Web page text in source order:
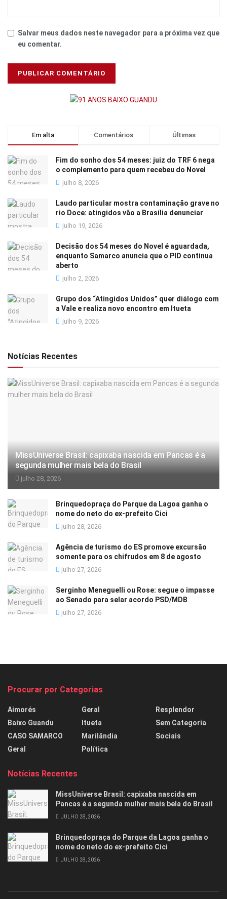
Salvar meus dados neste navegador para a próxima vez que
eu comentar.
Em alta Comentários Últimas
Fim do sonho dos 54 meses: juiz do TRF 6 nega
o complemento para quem recebeu do Novel
julho 8, 2026
Laudo particular mostra contaminação grave no
rio Doce: atingidos vão a Brasília denunciar
julho 19, 2026
Decisão dos 54 meses do Novel é aguardada,
enquanto Samarco anuncia que o PID continua
aberto
julho 2, 2026
Grupo dos “Atingidos Unidos” quer diálogo com
a Vale e realiza novo encontro em Itueta
julho 9, 2026
Notícias Recentes
MissUniverse Brasil: capixaba nascida em Pancas é a
segunda mulher mais bela do Brasil
julho 28, 2026
Brinquedopraça do Parque da Lagoa ganha o
nome do neto do ex-prefeito Cici
julho 28, 2026
Agência de turismo do ES promove excursão
somente para os chifrudos em 8 de agosto
julho 27, 2026
Serginho Meneguelli ou Rose: segue o impasse
ao Senado para selar acordo PSD/MDB
julho 27, 2026
Procurar por Categorias
Aimorés
Baixo Guandu
CASO SAMARCO
Geral
Geral
Itueta
Marilândia
Política
Resplendor
Sem Categoria
Sociais
Notícias Recentes
MissUniverse Brasil: capixaba nascida em
Pancas é a segunda mulher mais bela do Brasil
JULHO 28, 2026
Brinquedopraça do Parque da Lagoa ganha o
nome do neto do ex-prefeito Cici
JULHO 28, 2026